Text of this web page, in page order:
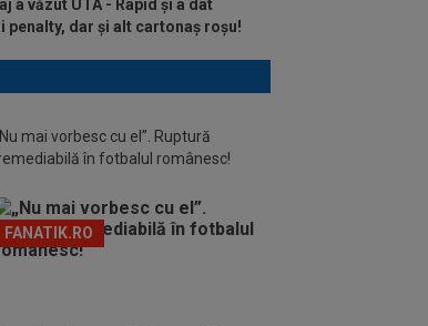
a văzut UTA - Rapid și a dat
penalty, dar și alt cartonaș roșu!
mai vorbesc cu el”. Ruptură
în fotbalul românesc!
FANATIK.RO